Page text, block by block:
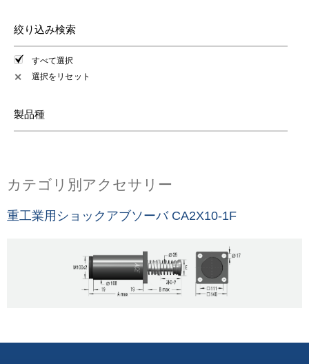
絞り込み検索
すべて選択
✕ 選択をリセット
製品種
カテゴリ別アクセサリー
重工業用ショックアブソーバ CA2X10-1F